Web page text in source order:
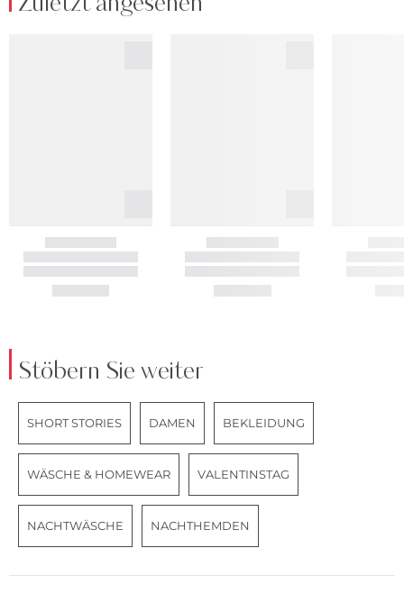
Stöbern Sie weiter
SHORT STORIES DAMEN BEKLEIDUNG
WÄSCHE & HOMEWEAR VALENTINSTAG
NACHTWÄSCHE NACHTHEMDEN